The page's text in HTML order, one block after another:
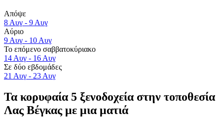
Απόψε
8 Αυγ - 9 Αυγ
Αύριο
9 Αυγ - 10 Αυγ
Το επόμενο σαββατοκύριακο
14 Αυγ - 16 Αυγ
Σε δύο εβδομάδες
21 Αυγ - 23 Αυγ
Τα κορυφαία 5 ξενοδοχεία στην τοποθεσία
Λας Βέγκας με μια ματιά